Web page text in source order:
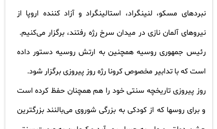
نبردهای مسکو، لنینگراد، استالینگراد و آزاد کننده اروپا از
نیروهای آلمان نازی در میدان سرخ رژه رفتند، برگزار می‌کنیم.
رئیس جمهوری روسیه همچنین به ارتش روسیه دستور داده
است که با تدابیر مخصوص کرونا رژه روز پیروزی برگزار شود.
روز پیروزی تاریخچه سنتی خود را هم همچنان حفظ کرده است
و برای روسها که از کودکی به بزرگی شوروی می‌بالنند بزرگترین